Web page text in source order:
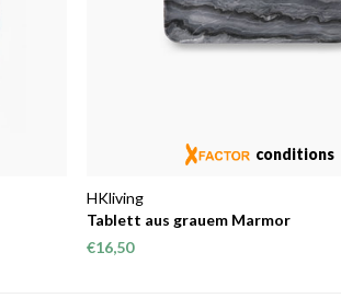
conditions
HKliving
Tablett aus grauem Marmor
€16,50